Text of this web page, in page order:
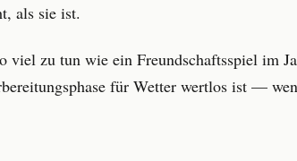
als sie ist.
viel zu tun wie ein Freundschaftsspiel im
für Wetter wertlos ist —